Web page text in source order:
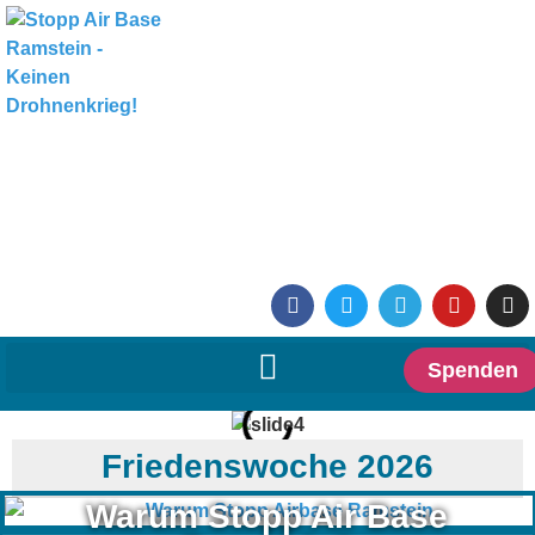
Spenden
Friedenswoche 2026
Warum Stopp Air Base